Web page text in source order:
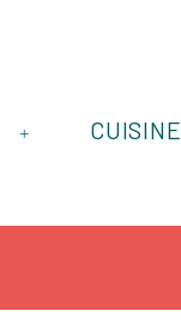
+ CUISINE